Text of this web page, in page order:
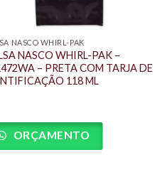
NASCO WHIRL-PAK
NASCO WHIRL-PAK –
– PRETA COM TARJA DE
118 ML
ORÇAMENTO